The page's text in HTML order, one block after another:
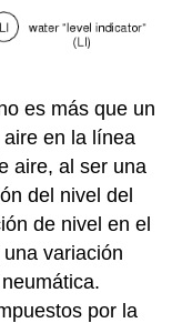
es más que un
en la línea
aire, al ser una
del nivel del
de nivel en el
variación
por la